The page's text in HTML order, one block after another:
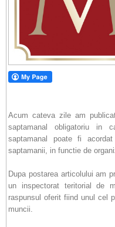
Acum cateva zile am
saptamanal obligatoriu in
saptamanal poate fi
saptamanii, in functie de
Dupa postarea articolului am
un inspectorat teritorial de
raspunsul oferit fiind unul cel
muncii.